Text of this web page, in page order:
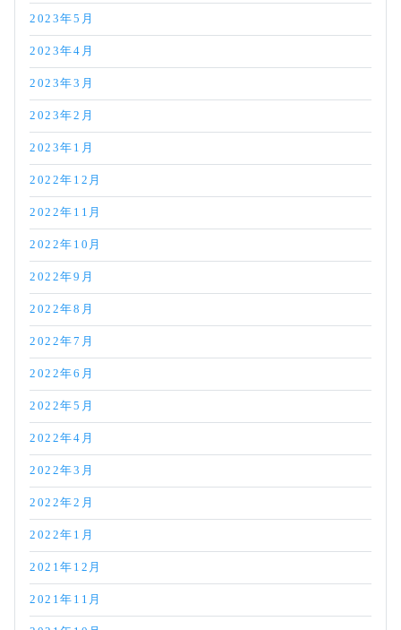
2023年5月
2023年4月
2023年3月
2023年2月
2023年1月
2022年12月
2022年11月
2022年10月
2022年9月
2022年8月
2022年7月
2022年6月
2022年5月
2022年4月
2022年3月
2022年2月
2022年1月
2021年12月
2021年11月